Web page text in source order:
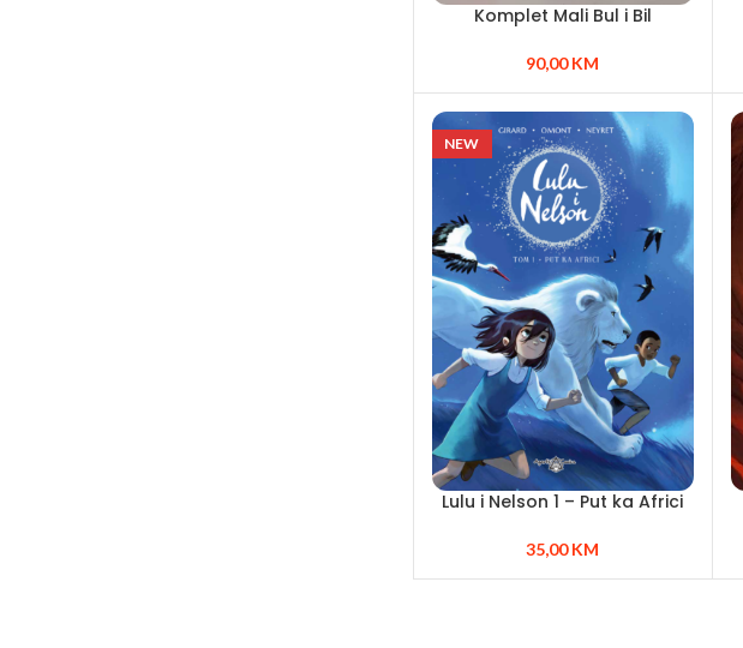
Komplet Mali Bul i Bil
90,00KM
NEW
Lulu i Nelson 1 – Put ka Africi
35,00KM